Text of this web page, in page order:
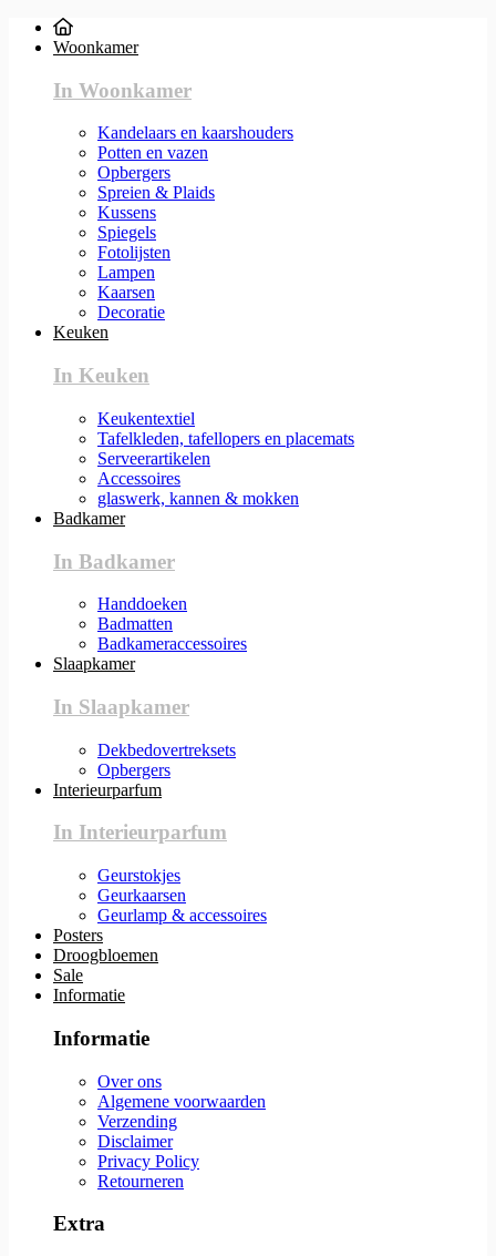
Woonkamer
In Woonkamer
Kandelaars en kaarshouders
Potten en vazen
Opbergers
Spreien & Plaids
Kussens
Spiegels
Fotolijsten
Lampen
Kaarsen
Decoratie
Keuken
In Keuken
Keukentextiel
Tafelkleden, tafellopers en placemats
Serveerartikelen
Accessoires
glaswerk, kannen & mokken
Badkamer
In Badkamer
Handdoeken
Badmatten
Badkameraccessoires
Slaapkamer
In Slaapkamer
Dekbedovertreksets
Opbergers
Interieurparfum
In Interieurparfum
Geurstokjes
Geurkaarsen
Geurlamp & accessoires
Posters
Droogbloemen
Sale
Informatie
Informatie
Over ons
Algemene voorwaarden
Verzending
Disclaimer
Privacy Policy
Retourneren
Extra